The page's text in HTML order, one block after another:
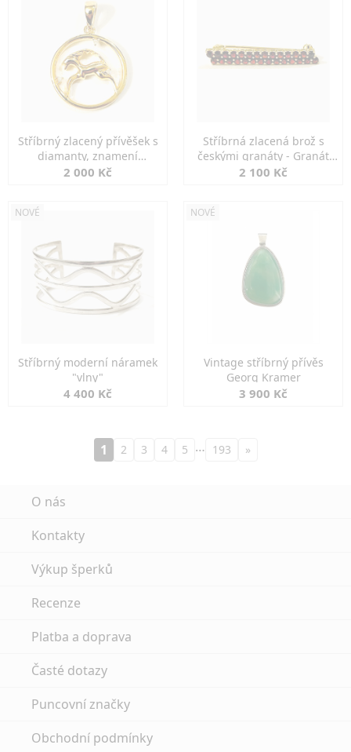
Stříbrný zlacený přívěšek s
diamanty, znamení
KOZOROH
2 000 Kč
Stříbrná zlacená brož s
českými granáty - Granát
Turnov
2 100 Kč
NOVÉ
Stříbrný moderní náramek
"vlny"
4 400 Kč
NOVÉ
Vintage stříbrný přívěs
Georg Kramer
3 900 Kč
1 2 3 4 5 … 193 »
O nás
Kontakty
Výkup šperků
Recenze
Platba a doprava
Časté dotazy
Puncovní značky
Obchodní podmínky